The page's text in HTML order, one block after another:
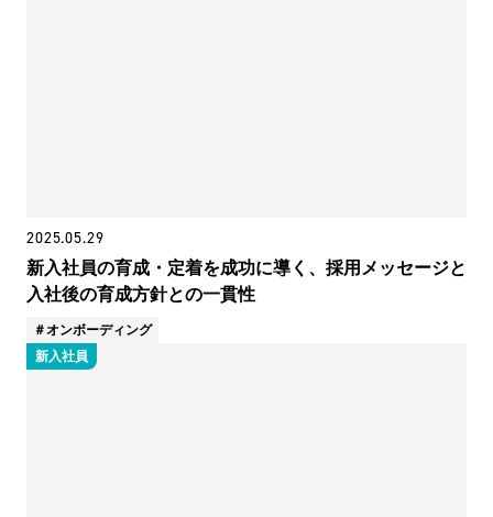
2025.05.29
新入社員の育成・定着を成功に導く、採用メッセージと
入社後の育成方針との一貫性
オンボーディング
新入社員